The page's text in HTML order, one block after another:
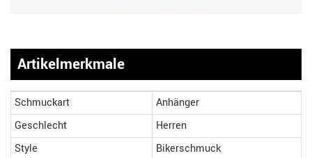
Artikelmerkmale
Schmuckart
Anhänger
Geschlecht
Herren
Style
Bikerschmuck